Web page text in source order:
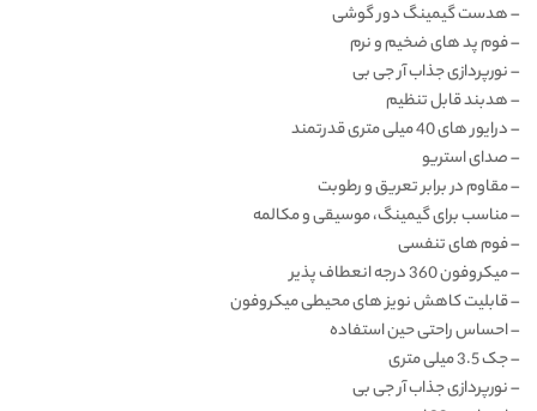
– هدست گیمینگ دور گوشی
– فوم پد های ضخیم و نرم
– نورپردازی جذاب آر جی بی
– هدبند قابل تنظیم
– درایور های 40 میلی متری قدرتمند
– صدای استریو
– مقاوم در برابر تعریق و رطوبت
– مناسب برای گیمینگ، موسیقی و مکالمه
– فوم های تنفسی
– میکروفون 360 درجه انعطاف پذیر
– قابلیت کاهش نویز های محیطی میکروفون
– احساس راحتی حین استفاده
– جک 3.5 میلی متری
– نورپردازی جذاب آر جی بی